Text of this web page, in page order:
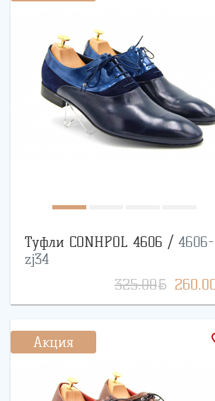
Туфли CONHPOL 4606 / 4606-
zj34
325.00BYN
Акция